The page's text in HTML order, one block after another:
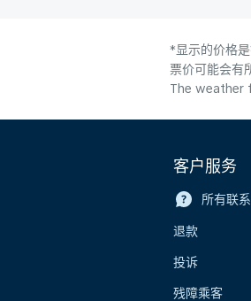
*显示的价格
票价可能会有
The weather
客户服务
所有联
退款
投诉
残障乘客